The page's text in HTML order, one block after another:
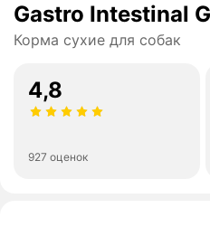
Gastro Intestinal
Корма сухие для собак
4,8
927 оценок